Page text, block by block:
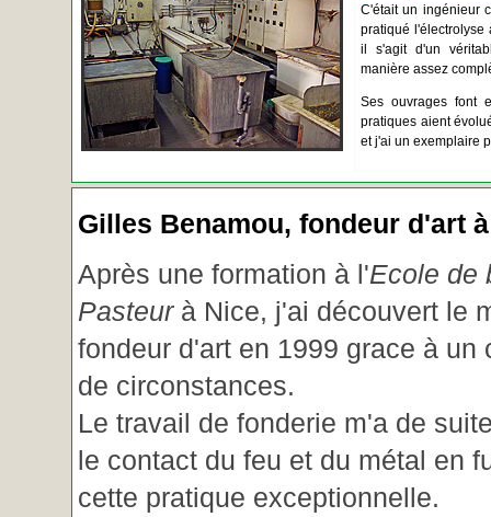
C'était un ingénieur
pratiqué l'électrolyse
il s'agit d'un
manière assez
Ses ouvrages font
pratiques aient
et j'ai un exemplaire
Gilles Benamou, fondeur d'art
Après une formation à l'Ecole de
Pasteurà Nice, j'ai découvert le
fondeur d'art en 1999 grace à un
de circonstances.
Le travail de fonderie m'a de
le contact du feu et du métal en
cette pratique exceptionnelle.